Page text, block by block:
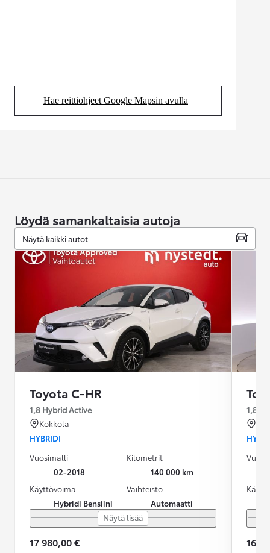
Hae reittiohjeet Google Mapsin avulla
(Aukeaa uudessa välilehdessä)
Löydä samankaltaisia autoja
Näytä kaikki autot
Toyota C-HR
1,8 Hybrid Active
Kokkola
HYBRIDI
Vuosimalli
02-2018
Kilometrit
140 000 km
Käyttövoima
Hybridi Bensiini
Vaihteisto
Automaatti
Näytä lisää
17 980,00 €
1,8
16